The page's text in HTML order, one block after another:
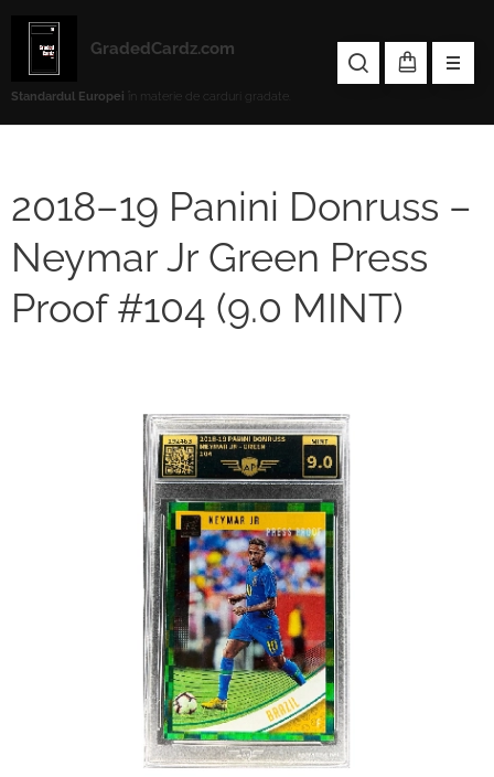
GradedCardz.com
Standardul Europei în materie de carduri gradate.
2018–19 Panini Donruss –
Neymar Jr Green Press
Proof #104 (9.0 MINT)